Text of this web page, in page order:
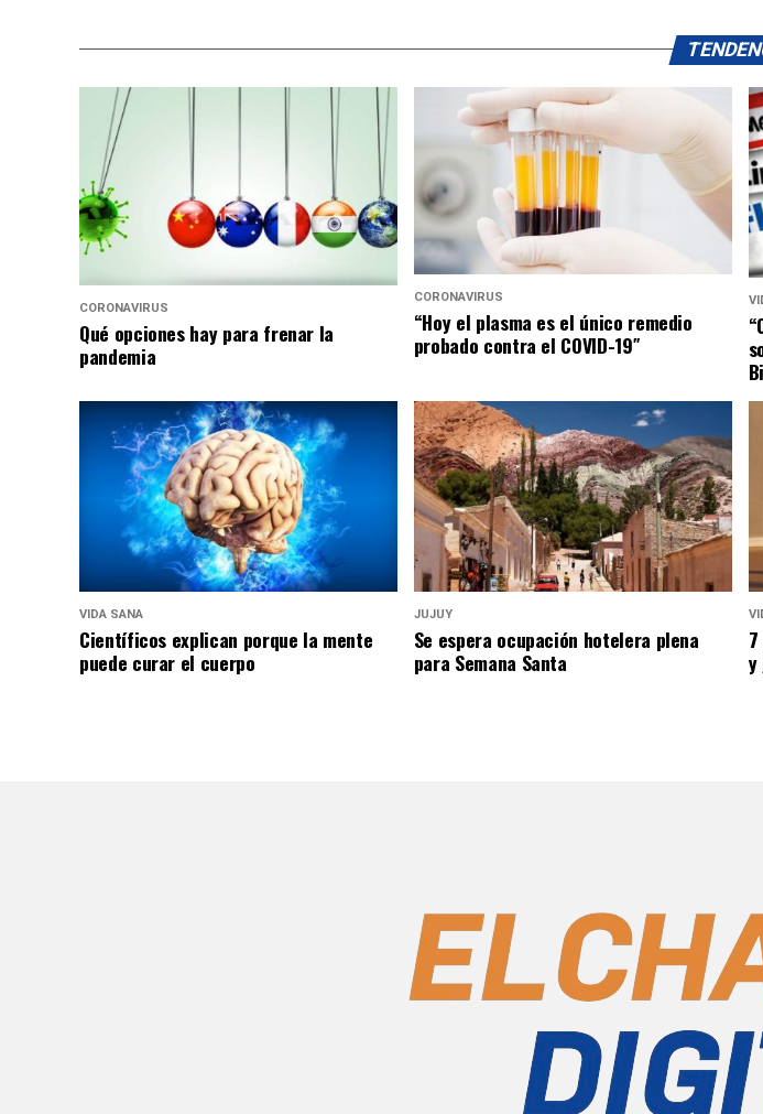
CORONAVIRUS
Qué opciones hay para frenar la
pandemia
CORONAVIRUS
“Hoy el plasma es el único remedio
probado contra el COVID-19″
VIDA SANA
Científicos explican porque la mente
puede curar el cuerpo
JUJUY
Se espera ocupación hotelera plena
para Semana Santa
y